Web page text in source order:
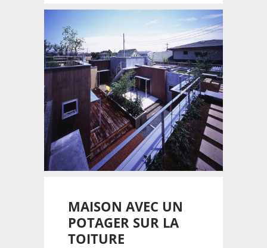
MAISON AVEC UN
POTAGER SUR LA
TOITURE